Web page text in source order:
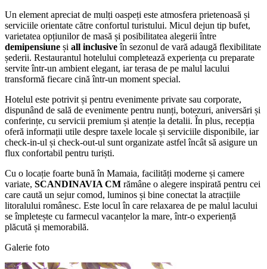
Un element apreciat de mulți oaspeți este atmosfera prietenoasă și
serviciile orientate către confortul turistului. Micul dejun tip bufet,
varietatea opțiunilor de masă și posibilitatea alegerii între
demipensiune și all inclusiveîn sezonul de vară adaugă flexibilitate
șederii. Restaurantul hotelului completează experiența cu preparate
servite într-un ambient elegant, iar terasa de pe malul lacului
transformă fiecare cină într-un moment special.
Hotelul este potrivit și pentru evenimente private sau corporate,
dispunând de sală de evenimente pentru nunți, botezuri, aniversări și
conferințe, cu servicii premium și atenție la detalii. În plus, recepția
oferă informații utile despre taxele locale și serviciile disponibile, iar
check-in-ul și check-out-ul sunt organizate astfel încât să asigure un
flux confortabil pentru turiști.
Cu o locație foarte bună în Mamaia, facilități moderne și camere
variate, SCANDINAVIA CM rămâne o alegere inspirată pentru cei
care caută un sejur comod, luminos și bine conectat la atracțiile
litoralului românesc. Este locul în care relaxarea de pe malul lacului
se împletește cu farmecul vacanțelor la mare, într-o experiență
plăcută și memorabilă.
Galerie foto